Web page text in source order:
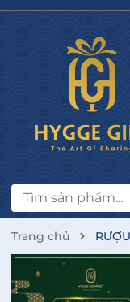
Trang chủ RƯỢU